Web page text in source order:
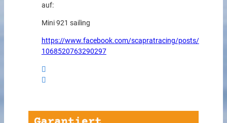
auf:
Mini 921 sailing
https://www.facebook.com/scapratracing/posts/
1068520763290297